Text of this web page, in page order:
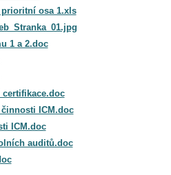
osa 1.xls
1 a 2.doc
ICM.doc
ICM.doc
auditů.doc